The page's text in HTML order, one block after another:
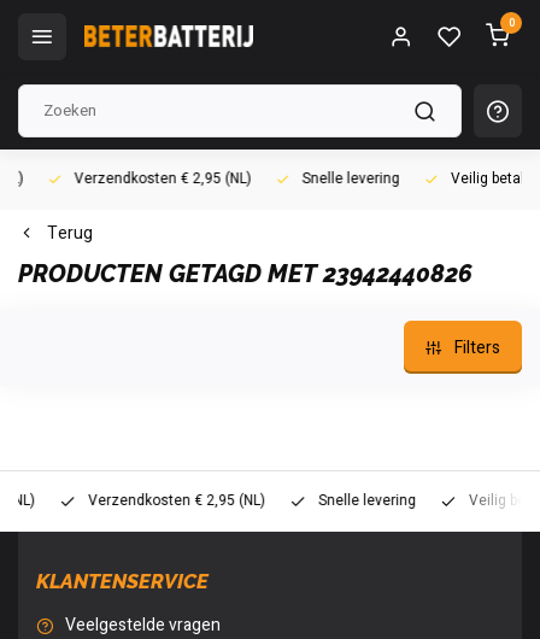
0
Verzendkosten € 2,95 (NL) Snelle levering Veilig betalen
Terug
PRODUCTEN GETAGD MET 23942440826
Filters
Verzendkosten € 2,95 (NL) Snelle levering Veilig betalen
KLANTENSERVICE
Veelgestelde vragen